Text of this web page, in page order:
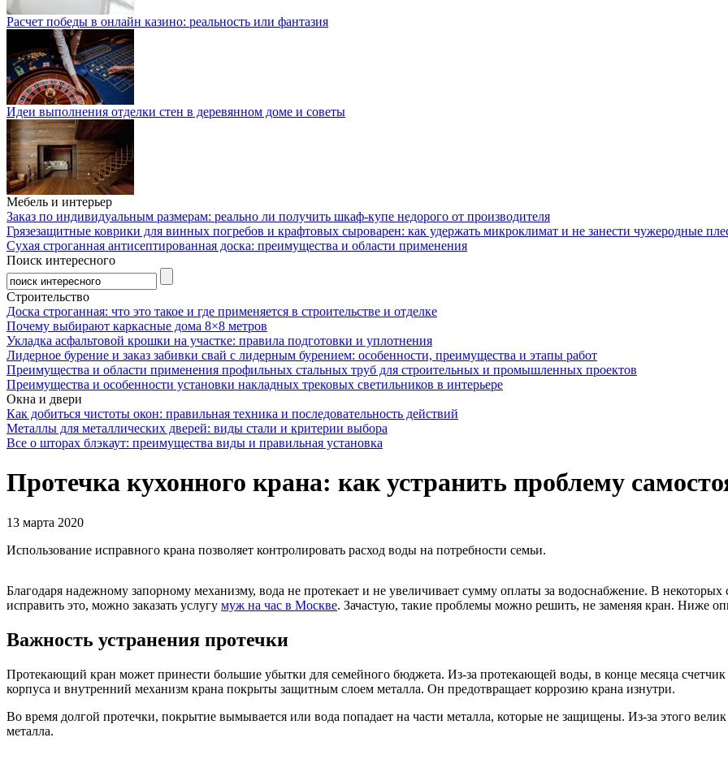
Расчет победы в онлайн казино: реальность или фантазия
Идеи выполнения отделки стен в деревянном доме и советы
Мебель и интерьер
Заказ по индивидуальным размерам: реально ли получить шкаф-купе недорого от производителя
Грязезащитные коврики для винных погребов и крафтовых сыроварен: как удержать микроклимат и не занести чужеродные
Сухая строганная антисептированная доска: преимущества и области применения
Поиск интересного
Строительство
Доска строганная: что это такое и где применяется в строительстве и отделке
Почему выбирают каркасные дома 8×8 метров
Укладка асфальтовой крошки на участке: правила подготовки и уплотнения
Лидерное бурение и заказ забивки свай с лидерным бурением: особенности, преимущества и этапы работ
Преимущества и области применения профильных стальных труб для строительных и промышленных проектов
Преимущества и особенности установки накладных трековых светильников в интерьере
Окна и двери
Как добиться чистоты окон: правильная техника и последовательность действий
Металлы для металлических дверей: виды стали и критерии выбора
Все о шторах блэкаут: преимущества виды и правильная установка
Протечка кухонного крана: как устранить проблему
13 марта 2020
Использование исправного крана позволяет контролировать расход воды на потребности семьи.
Благодаря надежному запорному механизму, вода не протекает и не увеличивает сумму оплаты за водоснабжение. В некоторых
исправить это, можно заказать услугу муж на час в Москве. Зачастую, такие проблемы можно решить, не заменяя кран. Ниже
Важность устранения протечки
Протекающий кран может принести большие убытки для семейного бюджета. Из-за протекающей воды, в конце месяца счетчик
корпуса и внутренний механизм крана покрыты защитным слоем металла. Он предотвращает коррозию крана изнутри.
Во время долгой протечки, покрытие вымывается или вода попадает на части металла, которые не защищены. Из-за этого
металла.